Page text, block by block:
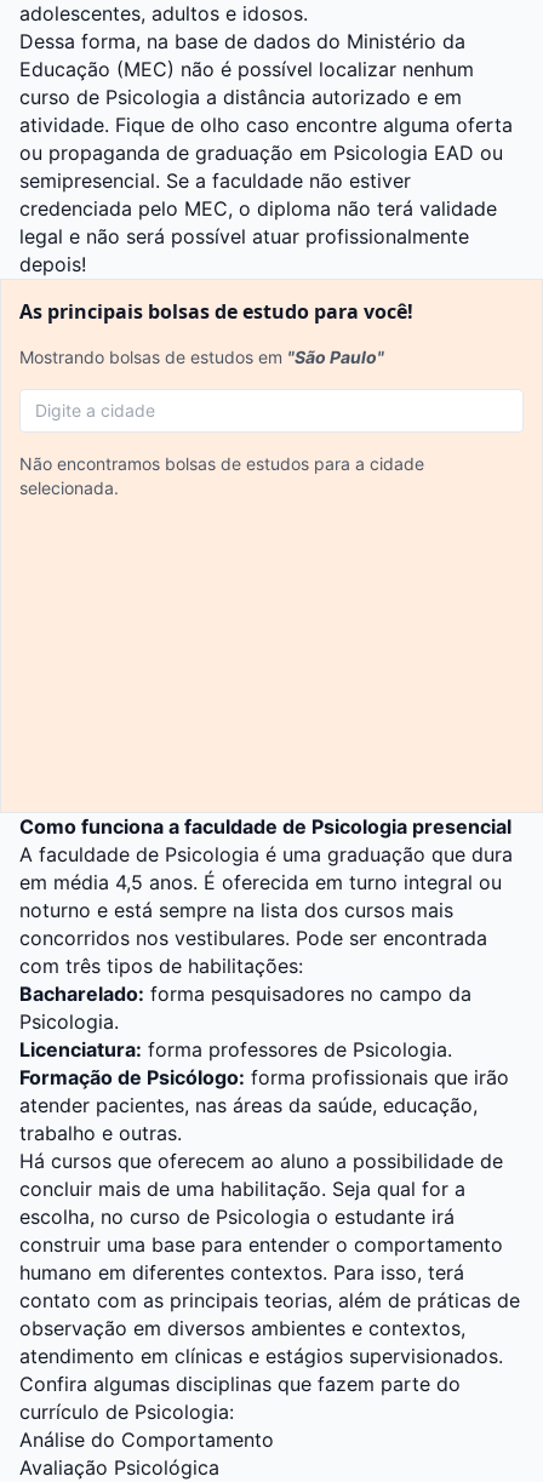
adolescentes, adultos e idosos.
Dessa forma, na base de dados do Ministério da
Educação (MEC) não é possível localizar nenhum
curso de Psicologia a distância autorizado e em
atividade. Fique de olho caso encontre alguma oferta
ou propaganda de graduação em Psicologia EAD ou
semipresencial. Se a faculdade não estiver
credenciada pelo MEC, o diploma não terá validade
legal e não será possível atuar profissionalmente
depois!
As principais bolsas de estudo para você!
Mostrando bolsas de estudos em "São Paulo"
Não encontramos bolsas de estudos para a cidade
selecionada.
Como funciona a faculdade de Psicologia presencial
A faculdade de Psicologia é uma graduação que dura
em média 4,5 anos. É oferecida em turno integral ou
noturno e está sempre na lista dos cursos mais
concorridos nos vestibulares. Pode ser encontrada
com três tipos de habilitações:
Bacharelado: forma pesquisadores no campo da
Psicologia.
Licenciatura: forma professores de Psicologia.
Formação de Psicólogo: forma profissionais que irão
atender pacientes, nas áreas da saúde, educação,
trabalho e outras.
Há cursos que oferecem ao aluno a possibilidade de
concluir mais de uma habilitação. Seja qual for a
escolha, no curso de Psicologia o estudante irá
construir uma base para entender o comportamento
humano em diferentes contextos. Para isso, terá
contato com as principais teorias, além de práticas de
observação em diversos ambientes e contextos,
atendimento em clínicas e estágios supervisionados.
Confira algumas disciplinas que fazem parte do
currículo de Psicologia:
Análise do Comportamento
Avaliação Psicológica